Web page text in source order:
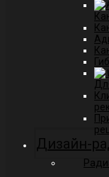
Дизайн-